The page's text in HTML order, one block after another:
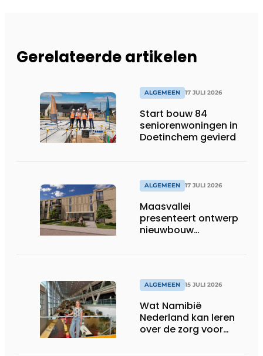
Gerelateerde artikelen
ALGEMEEN 17 JULI 2026
Start bouw 84
seniorenwoningen in
Doetinchem gevierd
ALGEMEEN 17 JULI 2026
Maasvallei
presenteert ontwerp
nieuwbouw
ALGEMEEN 15 JULI 2026
Wat Namibië
Nederland kan leren
over de zorg voor